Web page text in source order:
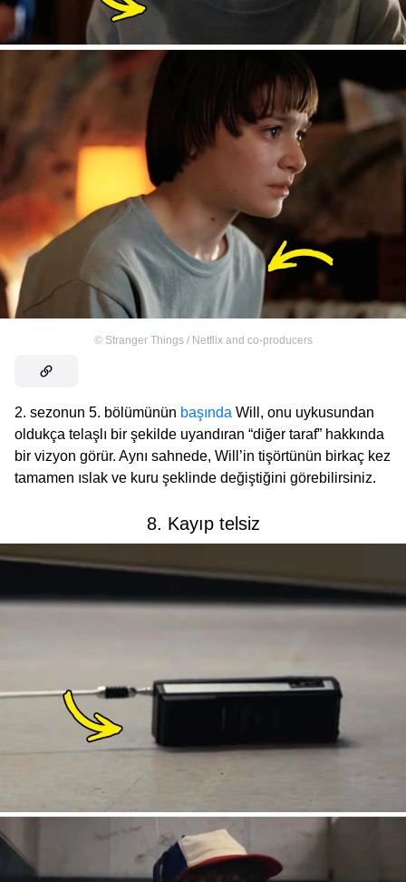
© Stranger Things / Netflix and co-producers
2. sezonun 5. bölümünün başında Will, onu uykusundan
oldukça telaşlı bir şekilde uyandıran “diğer taraf” hakkında
bir vizyon görür. Aynı sahnede, Will’in tişörtünün birkaç kez
tamamen ıslak ve kuru şeklinde değiştiğini görebilirsiniz.
8. Kayıp telsiz